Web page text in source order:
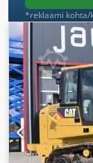
*reklaami kohta/